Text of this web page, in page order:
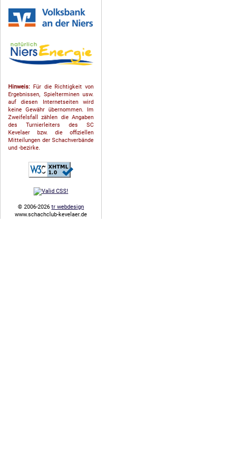
Hinweis: Für die Richtigkeit von
Ergebnissen, Spielterminen usw.
auf diesen Internetseiten wird
keine Gewähr übernommen. Im
Zweifelsfall zählen die Angaben
des Turnierleiters des SC
Kevelaer bzw. die offiziellen
Mitteilungen der Schach­ver­bände
und -bezirke.
© 2006-2026 tr webdesign
www.schachclub-kevelaer.de